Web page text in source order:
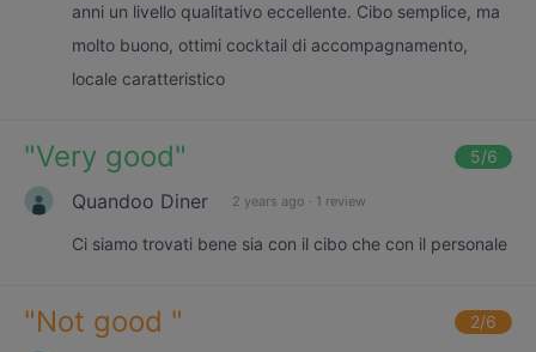
anni un livello qualitativo eccellente. Cibo semplice, ma
molto buono, ottimi cocktail di accompagnamento,
locale caratteristico
"Very good" 5/6
Quandoo Diner 2 years ago · 1 review
Ci siamo trovati bene sia con il cibo che con il personale
"Not good " 2/6